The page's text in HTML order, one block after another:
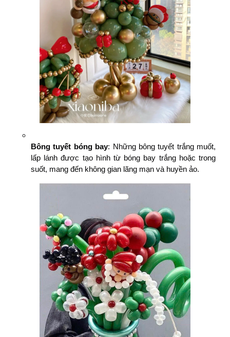
Bông tuyết bóng bay: Những bông tuyết trắng muốt,
lấp lánh được tạo hình từ bóng bay trắng hoặc trong
suốt, mang đến không gian lãng mạn và huyền ảo.